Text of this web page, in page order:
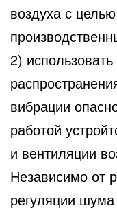
воздуха с
2)
вибрации
работой
и вентиляции
Независимо от
регуляции